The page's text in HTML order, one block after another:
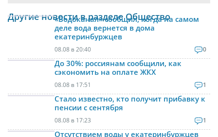
Другие новости в разделе Общество
«Водоканал» сообщил, когда на самом
деле вода вернется в дома
екатеринбуржцев
08.08 в 20:40 0
До 30%: россиянам сообщили, как
сэкономить на оплате ЖКХ
08.08 в 17:51 1
Стало известно, кто получит прибавку к
пенсии с сентября
08.08 в 17:23 1
Отсутствием воды у екатеринбуржцев